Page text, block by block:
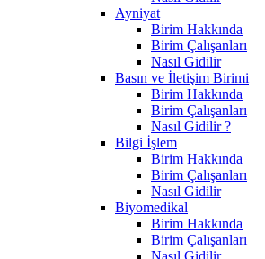
Ayniyat
Birim Hakkında
Birim Çalışanları
Nasıl Gidilir
Basın ve İletişim Birimi
Birim Hakkında
Birim Çalışanları
Nasıl Gidilir ?
Bilgi İşlem
Birim Hakkında
Birim Çalışanları
Nasıl Gidilir
Biyomedikal
Birim Hakkında
Birim Çalışanları
Nasıl Gidilir